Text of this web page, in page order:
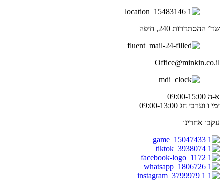
שד’ ההסתדרות 240, חיפה
Office@minkin.co.il
א-ה 09:00-15:00
ימי ו וערבי חג 09:00-13:00
עקבו אחרינו